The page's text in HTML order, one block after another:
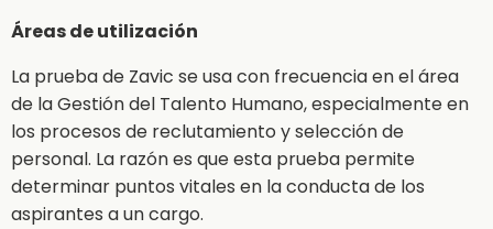
Áreas de utilización
La prueba de Zavic se usa con frecuencia en el área
de la Gestión del Talento Humano, especialmente en
los procesos de reclutamiento y selección de
personal. La razón es que esta prueba permite
determinar puntos vitales en la conducta de los
aspirantes a un cargo.